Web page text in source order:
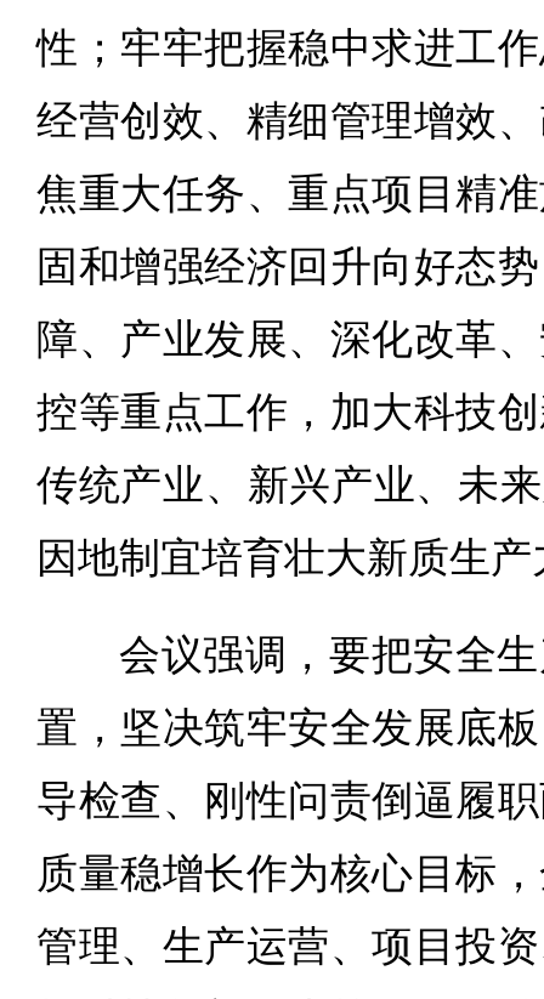
性；牢牢把握稳中求进工
经营创效、精细管理增效
焦重大任务、重点项目精
固和增强经济回升向好态
障、产业发展、深化改革
控等重点工作，加大科技
传统产业、新兴产业、未
因地制宜培育壮大新质生产
会议强调，要把安全
置，坚决筑牢安全发展底
导检查、刚性问责倒逼履
质量稳增长作为核心目标
管理、生产运营、项目投